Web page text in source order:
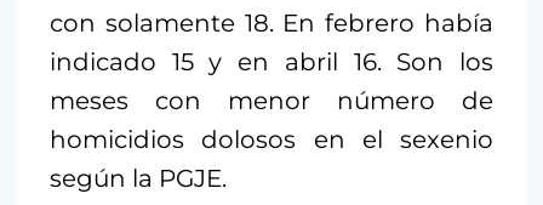
con solamente 18. En febrero había
indicado 15 y en abril 16. Son los
meses con menor número de
homicidios dolosos en el sexenio
según la PGJE.